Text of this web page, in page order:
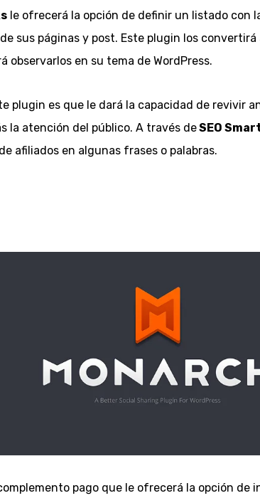
le ofrecerá la opción de definir un listado con
sus páginas y post. Este plugin los
observarlos en su tema de WordPress.
plugin es que le dará la capacidad de revivir
la atención del público. A través deSEO
afiliados en algunas frases o palabras.
pago que le ofrecerá la opción de